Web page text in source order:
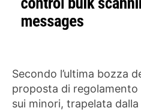
Secondo l’ultima bozza
proposta di regolamento
sui minori, trapelata